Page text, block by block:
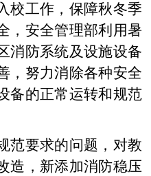
校工作，保障秋冬季
，安全管理部利用暑
消防系统及设施设备
，努力消除各种安全
备的正常运转和规范
范要求的问题，对教
造，新添加消防稳压